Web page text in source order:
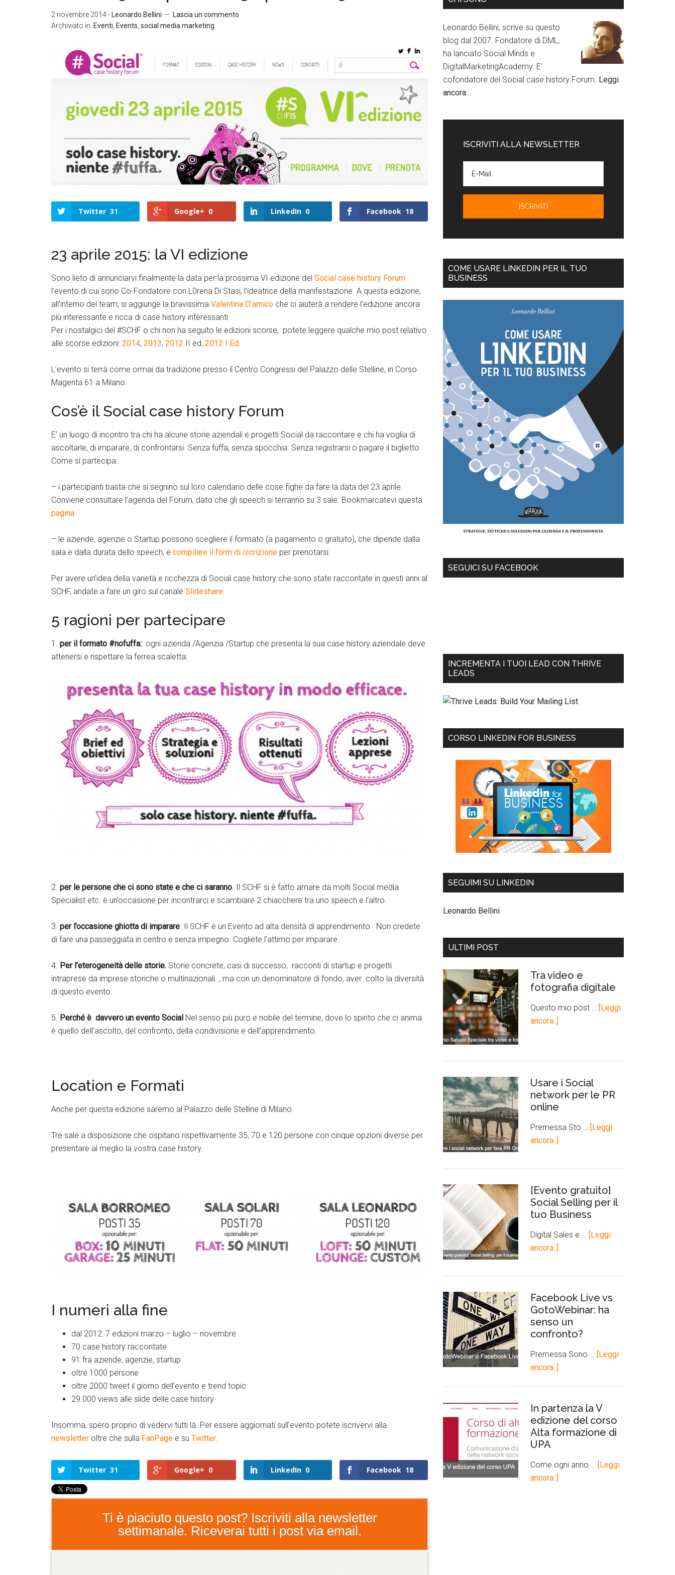
2 novembre 2014- Leonardo Bellini
Lascia un commento
Archiviato in: Eventi Events social media marketing
Twitter 31 Google+ 0 LinkedIn 0 Facebook 18
23 aprile 2015: la VI edizione
Sono lieto di annunciarvi finalmente la data per la prossima VI edizione del Social case history Forum
l’evento di cui sono Co-Fondatore con L0rena Di Stasi, l’ideatrice della manifestazione. A questa edizione,
all’interno del team, si aggiunge la bravissima Valentina D’amico che ci aiuterà a rendere l’edizione ancora
più interessante e ricca di case history interessanti.
Per i nostalgici del #SCHF o chi non ha seguito le edizioni scorse, potete leggere qualche mio post relativo
alle scorse edizioni: 2014, 2013, 2012 II ed, 2012 I Ed.
L’evento si terrà come ormai da tradizione presso il Centro Congressi del Palazzo delle Stelline, in Corso
Magenta 61 a Milano.
Cos’è il Social case history Forum
E’ un luogo di incontro tra chi ha alcune storie aziendali e progetti Social da raccontare e chi ha voglia di
ascoltarle, di imparare, di confrontarsi. Senza fuffa, senza spocchia. Senza registrarsi o pagare il biglietto.
Come si partecipa:
– i partecipanti basta che si segnino sul loro calendario delle cose fighe da fare la data del 23 aprile.
Conviene consultare l’agenda del Forum, dato che gli speech si terranno su 3 sale. Bookmarcatevi questa
pagina
– le aziende, agenzie o Startup possono scegliere il formato (a pagamento o gratuito), che dipende dalla
sala e dalla durata dello speech, e compilare il form di iscrizione per prenotarsi.
Per avere un’idea della varietà e ricchezza di Social case history che sono state raccontate in questi anni al
SCHF, andate a fare un giro sul canale Slideshare.
5 ragioni per partecipare
1. per il formato #nofuffa: ogni azienda /Agenzia /Startup che presenta la sua case history aziendale deve
attenersi e rispettare la ferrea scaletta:
Twitter Google+ LinkedIn Facebook
2. per le persone che ci sono state e che ci saranno . Il SCHF si è fatto amare da molti Social media
Specialist etc. è un’occasione per incontrarci e scambiare 2 chiacchere tra uno speech e l’altro.
3. per l’occasione ghiotta di imparare . Il SCHF è un Evento ad alta densità di apprendimento. Non credete
di fare una passeggiata in centro e senza impegno. Cogliete l’attimo per imparare.
4. Per l’eterogeneità delle storie. Storie concrete, casi di successo, racconti di startup e progetti
intraprese da imprese storiche o multinazionali.., ma con un denominatore di fondo, aver colto la diversità
di questo evento.
5. Perché è davvero un evento Social Nel senso più puro e nobile del termine, dove lo spirito che ci anima
è quello dell’ascolto, del confronto, della condivisione e dell’apprendimento.
Location e Formati
Anche per questa edizione saremo al Palazzo delle Stelline di Milano.
Tre sale a disposizione che ospitano rispettivamente 35, 70 e 120 persone con cinque opzioni diverse per
presentare al meglio la vostra case history.
Twitter Google+ LinkedIn Facebook
I numeri alla fine
dal 2012: 7 edizioni marzo – luglio – novembre
70 case history raccontate
91 fra aziende, agenzie, startup
oltre 1000 persone
oltre 2000 tweet il giorno dell’evento e trend topic
29.000 views alle slide delle case history
Insomma, spero proprio di vedervi tutti là. Per essere aggiornati sull’evento potete iscrivervi alla
newsletter oltre che sulla FanPage e su Twitter.
Twitter 31 Google+ 0 LinkedIn 0 Facebook 18
Ti è piaciuto questo post? Iscriviti alla newsletter
settimanale. Riceverai tutti i post via email.
Leonardo Bellini, scrive su questo
blog dal 2007. Fondatore di DML,
ha lanciato Social Minds e
DigitalMarketingAcademy. E'
cofondatore del Social case history Forum. Leggi
ancora…
ISCRIVITI ALLA NEWSLETTER
COME USARE LINKEDIN PER IL TUO
BUSINESS
SEGUICI SU FACEBOOK
INCREMENTA I TUOI LEAD CON THRIVE
LEADS
CORSO LINKEDIN FOR BUSINESS
SEGUIMI SU LINKEDIN
Leonardo Bellini
ULTIMI POST
Tra video e
fotografia digitale
Questo mio post …
[Leggi
ancora..]
Usare i Social
network per le PR
online
Premessa Sto …
[Leggi
ancora..]
[Evento gratuito]
Social Selling per il
tuo Business
Digital Sales e …
[Leggi
ancora..]
Facebook Live vs
GotoWebinar: ha
senso un
confronto?
Premessa Sono …
[Leggi
ancora..]
In partenza la V
edizione del corso
Alta formazione di
UPA
Come ogni anno …
[Leggi
ancora..]